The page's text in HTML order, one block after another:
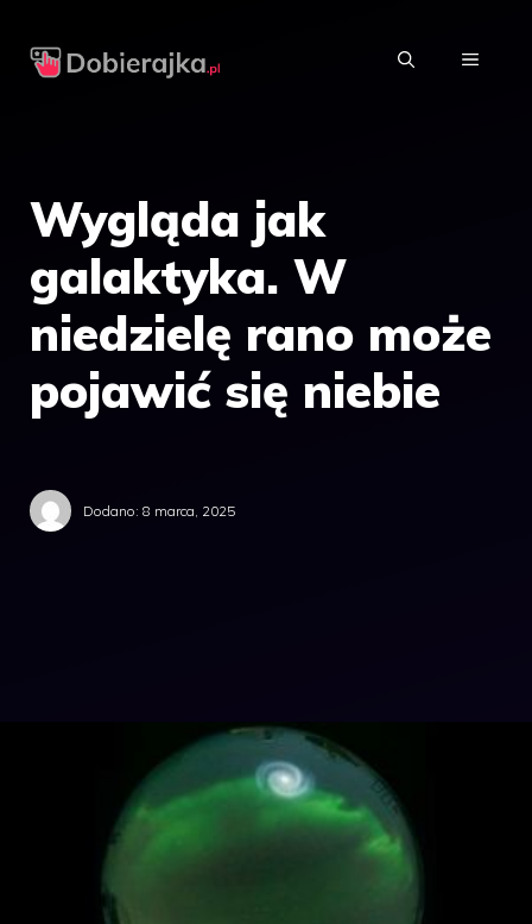
MENU
Wygląda jak
galaktyka. W
niedzielę rano może
pojawić się niebie
Dodano: 8 marca, 2025